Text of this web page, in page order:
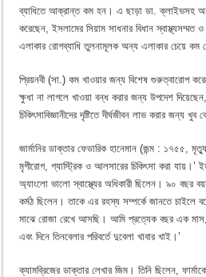
ব্যাধিতে আক্রান্ত কম হন। এ ছাড়া ডা. ক্লাইভসহ
করেছেন, ইসলামের সিয়াম সাধনার বিধান
এলাকার রোগব্যাধি তুলনামূলক অন্য এলাকার চেয়ে কম
প্রিয়নবী (সা.) কম খাওয়ার জন্য বিশেষ গুরুত্বারোপ
ক্ষুধা না লাগলে খাওয়া বন্ধ করার জন্য উপদেশ
চিকিৎসাবিজ্ঞানীদের দৃষ্টিতে দীর্ঘজীবন লাভ করার জন্য
জার্মানির ডাক্তার ফেডারিক হানেমান (জন্ম : ১৭৫৫,
মৃগীরোগ, গ্যাস্ট্রিক ও আলসারের চিকিৎসা করা যায়।’
অ্যাংলো ভালো স্বাস্থ্যের অধিকারী ছিলেন। ৯০ বছর
কর্মঠ ছিলেন। তাকে এর রহস্য সম্পর্কে জানতে চাইলে
মাঝে রোজা রেখে আসছি। আমি প্রত্যেক বছর এক
এবং দিনে তিনবেলার পরিবর্তে দুবেলা খাবার খাই।’
ক্যামব্রিজের ডাক্তার লেখার জিম। তিনি ছিলেন,